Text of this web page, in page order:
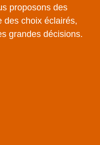
proposons des
des choix éclairés,
grandes décisions.